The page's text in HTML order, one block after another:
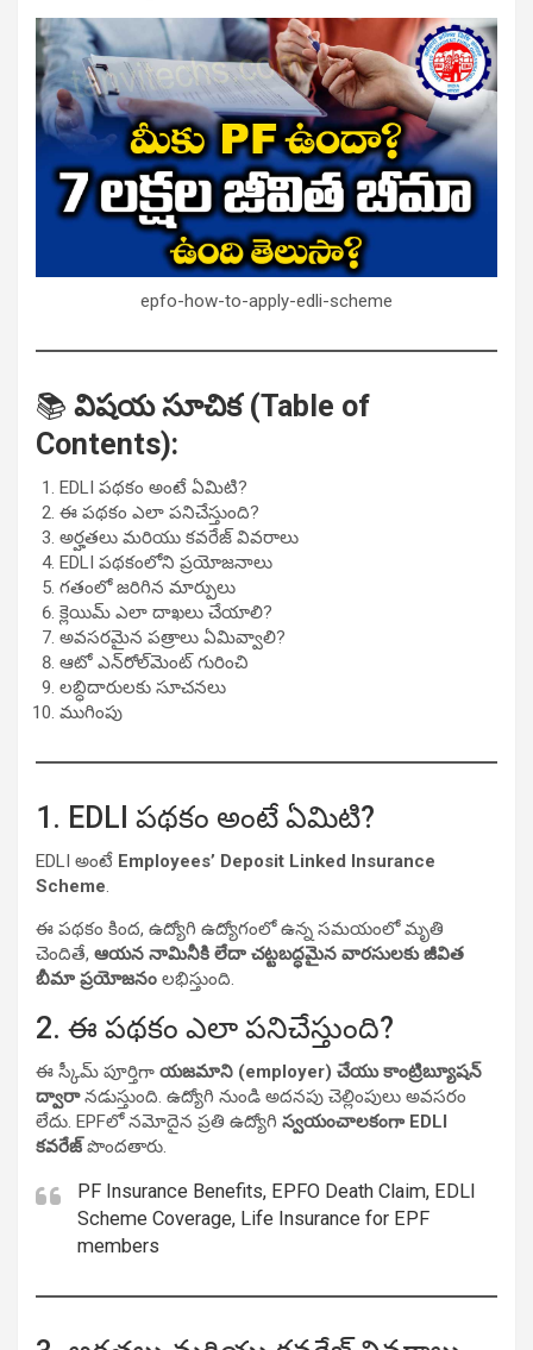
epfo-how-to-apply-edli-scheme
📚 విషయ సూచిక (Table of
Contents):
EDLI పథకం అంటే ఏమిటి?
ఈ పథకం ఎలా పనిచేస్తుంది?
అర్హతలు మరియు కవరేజ్ వివరాలు
EDLI పథకంలోని ప్రయోజనాలు
గతంలో జరిగిన మార్పులు
క్లెయిమ్ ఎలా దాఖలు చేయాలి?
అవసరమైన పత్రాలు ఏమివ్వాలి?
ఆటో ఎన్‌రోల్‌మెంట్ గురించి
లబ్ధిదారులకు సూచనలు
ముగింపు
1. EDLI పథకం అంటే ఏమిటి?
EDLI అంటే Employees’ Deposit Linked Insurance
Scheme.
ఈ పథకం కింద, ఉద్యోగి ఉద్యోగంలో ఉన్న సమయంలో మృతి
చెందితే, ఆయన నామినీకి లేదా చట్టబద్ధమైన వారసులకు జీవిత
బీమా ప్రయోజనం లభిస్తుంది.
2. ఈ పథకం ఎలా పనిచేస్తుంది?
ఈ స్కీమ్ పూర్తిగా యజమాని (employer) చేయు కాంట్రిబ్యూషన్
ద్వారానడుస్తుంది. ఉద్యోగి నుండి అదనపు చెల్లింపులు అవసరం
లేదు. EPFలో నమోదైన ప్రతి ఉద్యోగి స్వయంచాలకంగా EDLI
కవరేజ్పొందతారు.
PF Insurance Benefits, EPFO Death Claim, EDLI
Scheme Coverage, Life Insurance for EPF
members